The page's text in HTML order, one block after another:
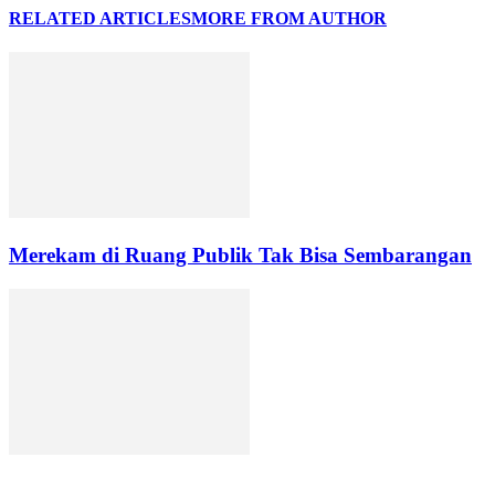
RELATED ARTICLESMORE FROM AUTHOR
Merekam di Ruang Publik Tak Bisa Sembarangan